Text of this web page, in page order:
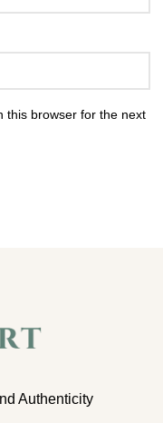
this browser for the next
Authenticity